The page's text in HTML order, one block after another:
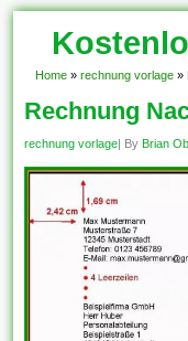
Home » rechnung vorlage »
Rechnung
rechnung vorlage| By Brian